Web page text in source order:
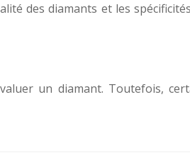
des diamants et les
un diamant. Toutefois,